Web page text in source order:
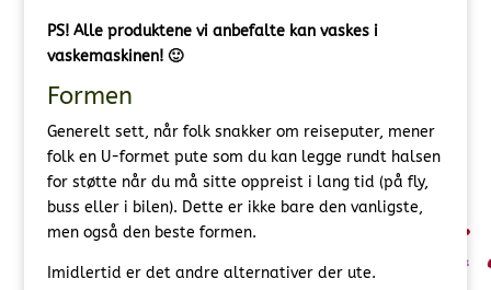
PS! Alle produktene vi anbefalte kan vaskes i
vaskemaskinen! 🙂
Formen
Generelt sett, når folk snakker om reiseputer, mener
folk en U-formet pute som du kan legge rundt halsen
for støtte når du må sitte oppreist i lang tid (på fly,
buss eller i bilen). Dette er ikke bare den vanligste,
men også den beste formen.
Imidlertid er det andre alternativer der ute.